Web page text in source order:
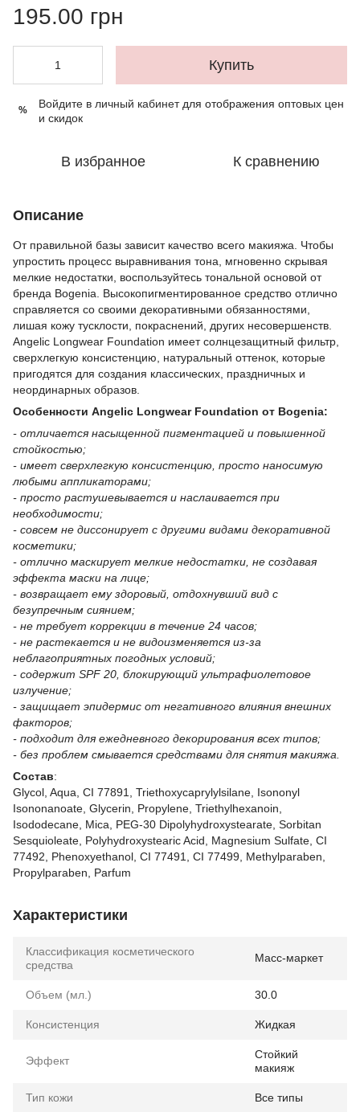
195.00 грн
Купить
%
Войдите в личный кабинетдля отображения оптовых цен
и скидок
В избранное К сравнению
Описание
От правильной базы зависит качество всего макияжа. Чтобы
упростить процесс выравнивания тона, мгновенно скрывая
мелкие недостатки, воспользуйтесь тональной основой от
бренда Bogenia. Высокопигментированное средство отлично
справляется со своими декоративными обязанностями,
лишая кожу тусклости, покраснений, других несовершенств.
Angelic Longwear Foundation имеет солнцезащитный фильтр,
сверхлегкую консистенцию, натуральный оттенок, которые
пригодятся для создания классических, праздничных и
неординарных образов.
Особенности Angelic Longwear Foundation от Bogenia:
- отличается насыщенной пигментацией и повышенной
стойкостью;
- имеет сверхлегкую консистенцию, просто наносимую
любыми аппликаторами;
- просто растушевывается и наслаивается при
необходимости;
- совсем не диссонирует с другими видами декоративной
косметики;
- отлично маскирует мелкие недостатки, не создавая
эффекта маски на лице;
- возвращает ему здоровый, отдохнувший вид с
безупречным сиянием;
- не требует коррекции в течение 24 часов;
- не растекается и не видоизменяется из-за
неблагоприятных погодных условий;
- содержит SPF 20, блокирующий ультрафиолетовое
излучение;
- защищает эпидермис от негативного влияния внешних
факторов;
- подходит для ежедневного декорирования всех типов;
- без проблем смывается средствами для снятия макияжа.
Состав:
Glycol, Aqua, CI 77891, Triethoxycaprylylsilane, Isononyl
Isononanoate, Glycerin, Propylene, Triethylhexanoin,
Isododecane, Mica, PEG-30 Dipolyhydroxystearate, Sorbitan
Sesquioleate, Polyhydroxystearic Acid, Magnesium Sulfate, CI
77492, Phenoxyethanol, CI 77491, CI 77499, Methylparaben,
Propylparaben, Parfum
Характеристики
Классификация косметического
средства
Масс-маркет
Объем (мл.) 30.0
Консистенция Жидкая
Эффект
Стойкий
макияж
Тип кожи Все типы